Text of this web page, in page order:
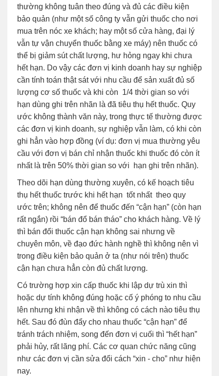
thường không tuân theo đúng và đủ các điều kiện
bảo quản (như một số công ty vẫn gửi thuốc cho nơi
mua trên nóc xe khách; hay một số cửa hàng, đại lý
vẫn tự vận chuyển thuốc bằng xe máy) nên thuốc có
thể bị giảm sút chất lượng, hư hỏng ngay khi chưa
hết hạn. Do vậy các đơn vị kinh doanh hay sự nghiệp
cần tính toán thật sát với nhu cầu để sản xuất đủ số
lượng cơ số thuốc và khi còn 1/4 thời gian so với
hạn dùng ghi trên nhãn là đã tiêu thụ hết thuốc. Quy
ước không thành văn này, trong thực tế thường được
các đơn vị kinh doanh, sự nghiệp vẫn làm, có khi còn
ghi hẳn vào hợp đồng (ví dụ: đơn vị mua thường yêu
cầu với đơn vị bán chỉ nhận thuốc khi thuốc đó còn ít
nhất là trên 50% thời gian so với hạn ghi trên nhãn).
Theo dõi hạn dùng thường xuyên, có kế hoạch tiêu
thụ hết thuốc trước khi hết hạn tốt nhất theo quy
ước trên; không nên để thuốc đến “cận hạn” (còn hạn
rất ngắn) rồi “bán đổ bán tháo” cho khách hàng. Về lý
thì bán đổi thuốc cận hạn không sai nhưng về
chuyên môn, về đạo đức hành nghề thì không nên vì
trong điều kiện bảo quản ở ta (như nói trên) thuốc
cận hạn chưa hẳn còn đủ chất lượng.
Có trường hợp xin cấp thuốc khi lập dự trù xin thì
hoặc dự tính không đúng hoặc cố ý phóng to nhu cầu
lên nhưng khi nhận về thì không có cách nào tiêu thụ
hết. Sau đó đùn đẩy cho nhau thuốc “cận hạn” để
tránh trách nhiệm, song đến đơn vị cuối thì “hết hạn”
phải hủy, rất lãng phí. Các cơ quan chức năng cũng
như các đơn vị cần sửa đổi cách “xin - cho” như hiện
nay.